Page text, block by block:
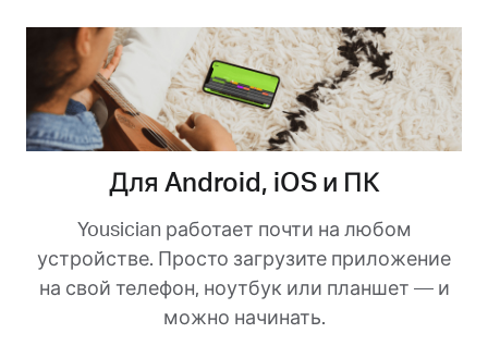
Для Android, iOS и ПК
Yousician работает почти на любом
устройстве. Просто загрузите приложение
на свой телефон, ноутбук или планшет — и
можно начинать.